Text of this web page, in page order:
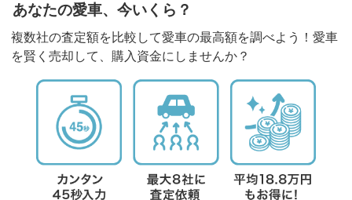
あなたの愛車、今いくら？
複数社の査定額を比較して愛車の最高額を調べよう！愛車
を賢く売却して、購入資金にしませんか？